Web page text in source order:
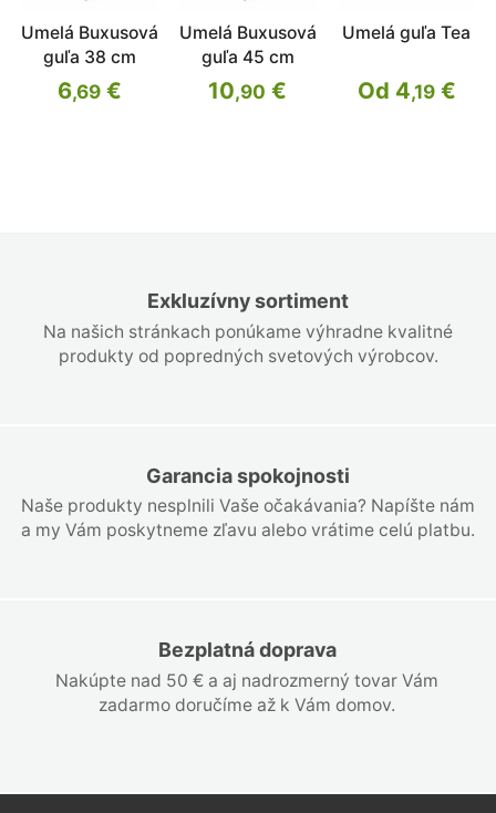
Exkluzívny sortiment
Na našich stránkach ponúkame výhradne kvalitné
produkty od popredných svetových výrobcov.
Garancia spokojnosti
Naše produkty nesplnili Vaše očakávania? Napíšte nám
a my Vám poskytneme zľavu alebo vrátime celú platbu.
Bezplatná doprava
Nakúpte nad 50 € a aj nadrozmerný tovar Vám
zadarmo doručíme až k Vám domov.
Umelá Buxusová
guľa 38 cm
6,69€
Umelá Buxusová
guľa 45 cm
10,90 €
Umelá guľa Tea
Od 4,19€